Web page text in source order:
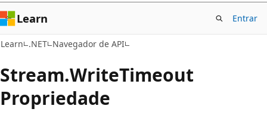
Learn Entrar
Learn .NET Navegador de API
Stream.WriteTimeout
Propriedade